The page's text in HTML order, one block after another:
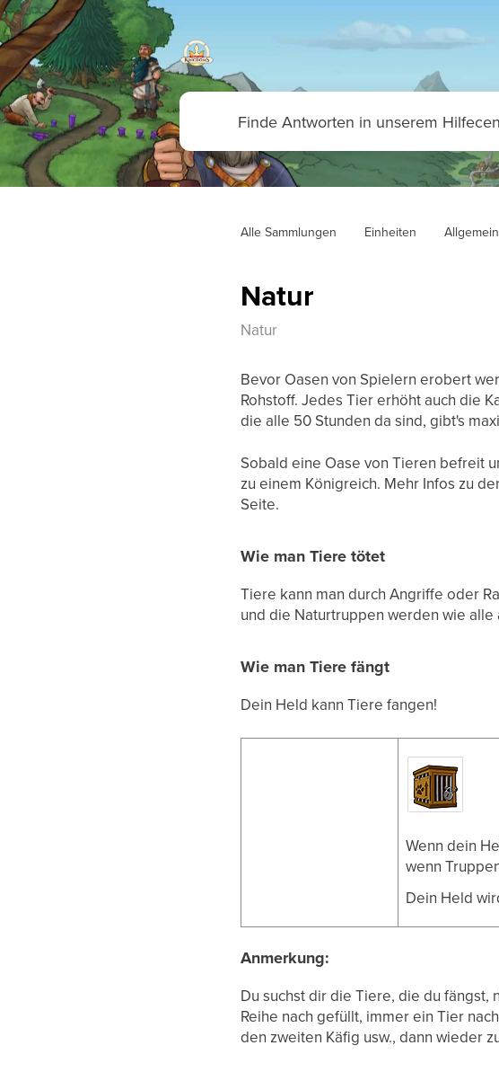
Alle Sammlungen Einheiten
Natur
Natur
Bevor Oasen von Spielern erobert
Rohstoff. Jedes Tier erhöht auch die
die alle 50 Stunden da sind, gibt's
Sobald eine Oase von Tieren befreit
zu einem Königreich. Mehr Infos zu
Seite.
Wie man Tiere tötet
Tiere kann man durch Angriffe oder
und die Naturtruppen werden wie
Wie man Tiere fängt
Dein Held kann Tiere fangen!
Wenn dein
wenn
Dein Held
Anmerkung:
Du suchst dir die Tiere, die du
Reihe nach gefüllt, immer ein Tier
den zweiten Käfig usw., dann wieder